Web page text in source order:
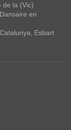
de la (Vic)
en
Esbart